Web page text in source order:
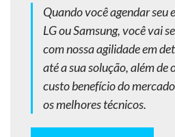
Quando você agendar seu
LG ou Samsung, você vai
com nossa agilidade em
até a sua solução, além de
custo benefício do
os melhores técnicos.